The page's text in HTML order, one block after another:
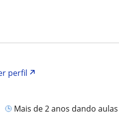
perfil
mais de 2 anos dando aulas